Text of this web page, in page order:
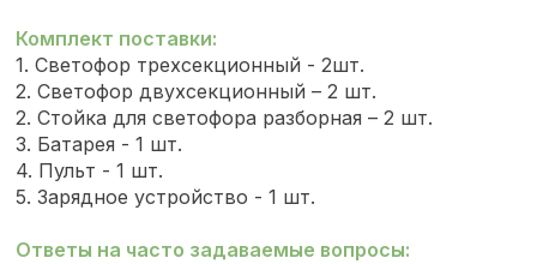
Комплект поставки:
1. Светофор трехсекционный - 2шт.
2. Светофор двухсекционный – 2 шт.
2. Стойка для светофора разборная – 2 шт.
3. Батарея - 1 шт.
4. Пульт - 1 шт.
5. Зарядное устройство - 1 шт.
Ответы на часто задаваемые вопросы: